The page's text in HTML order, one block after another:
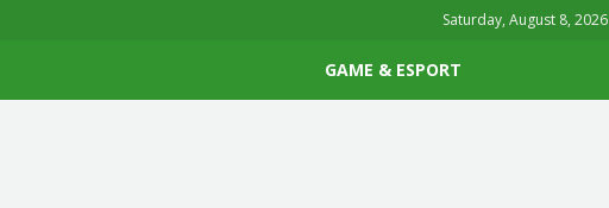
Saturday, August 8, 2026
GAME & ESPORT